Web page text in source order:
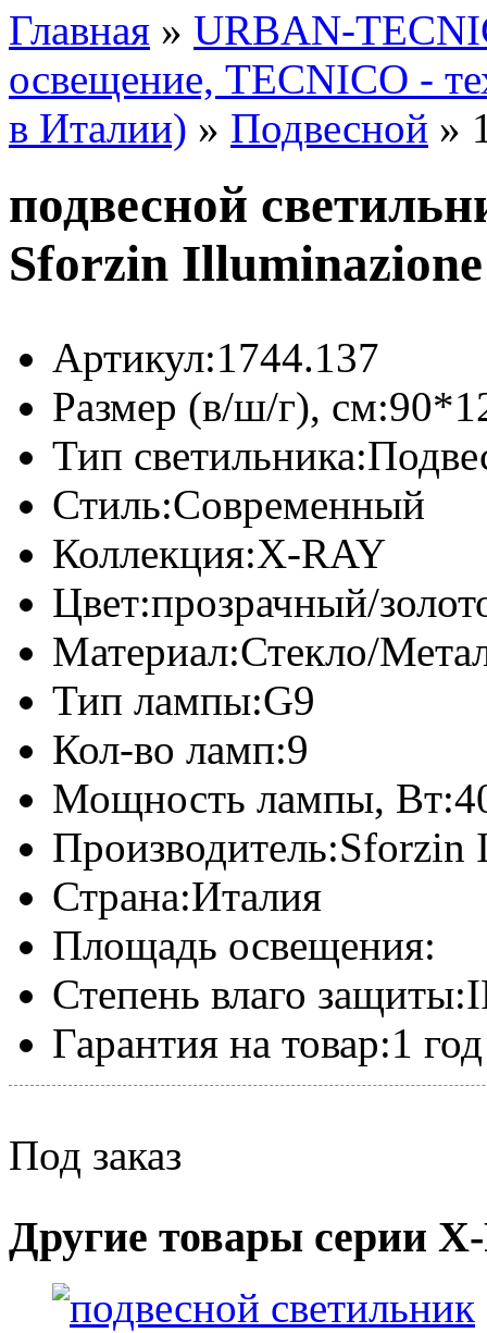
Главная » URBAN-
освещение, TECNICO -
в Италии) » Подвесной »
подвесной
Sforzin
Артикул:1744.137
Размер (в/ш/г), см:
Тип светильника:
Стиль:Современный
Коллекция:X-RAY
Цвет:прозрачный/
Материал:Стекло/
Тип лампы:G9
Кол-во ламп:9
Мощность лампы, Вт:
Производитель:Sforzin
Страна:Италия
Площадь освещения:
Степень влаго защиты:
Гарантия на товар:1 год
Под заказ
Другие товары серии